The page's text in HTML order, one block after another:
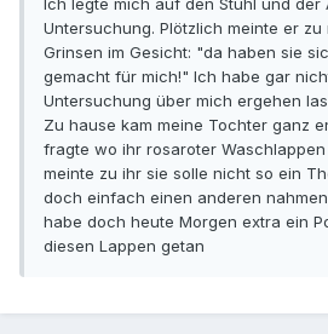
Ich legte mich auf den Stuhl und der
Untersuchung. Plötzlich meinte er zu
Grinsen im Gesicht: "da haben sie
gemacht für mich!" Ich habe gar
Untersuchung über mich ergehen
Zu hause kam meine Tochter ganz
fragte wo ihr rosaroter
meinte zu ihr sie solle nicht so ein
doch einfach einen anderen
habe doch heute Morgen extra ein
diesen Lappen getan